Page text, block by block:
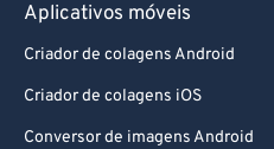
Aplicativos móveis
Criador de colagens Android
Criador de colagens iOS
Conversor de imagens Android